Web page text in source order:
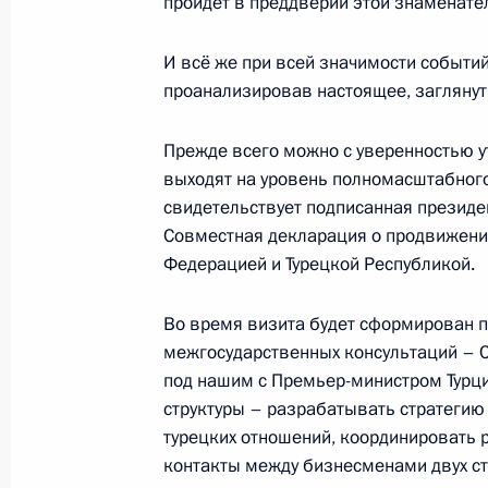
Интервью украинским СМИ
16 мая 2010 года, 20:30 Московская
15 мая 2010 года, суббота
Встреча с полномочными
в федеральных округах
15 мая 2010 года, 17:00 Московская
14 мая 2010 года, пятница
Рабочая встреча с директором
службы Константином
И всё же при всей значимости
проанализировав настоящее,
Прежде всего можно с уверенностью
выходят на уровень
свидетельствует подписанная
Совместная декларация о
Федерацией и Турецкой Республикой.
Во время визита будет сформирован
межгосударственных консультаций
под нашим с Премьер-министром
структуры – разрабатывать
турецких отношений,
контакты между бизнесменами двух